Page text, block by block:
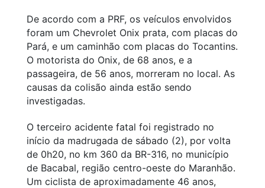
De acordo com a PRF, os veículos envolvidos
foram um Chevrolet Onix prata, com placas do
Pará, e um caminhão com placas do Tocantins.
O motorista do Onix, de 68 anos, e a
passageira, de 56 anos, morreram no local. As
causas da colisão ainda estão sendo
investigadas.
O terceiro acidente fatal foi registrado no
início da madrugada de sábado (2), por volta
de 0h20, no km 360 da BR-316, no município
de Bacabal, região centro-oeste do Maranhão.
Um ciclista de aproximadamente 46 anos,